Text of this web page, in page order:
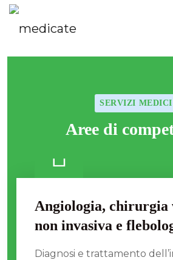
SERVIZI MEDICI
Aree di
Angiologia, chirurgia
non invasiva e
Diagnosi e trattamento